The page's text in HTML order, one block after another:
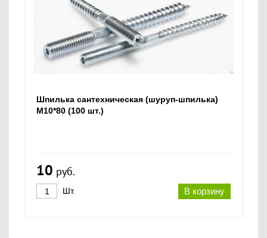
Шпилька сантехническая (шуруп-шпилька)
М10*80 (100 шт.)
10 руб.
В корзину
Шт.